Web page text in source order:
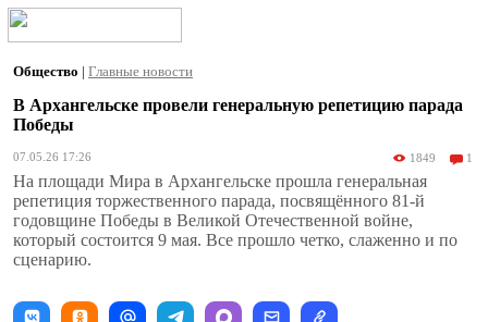
Общество | Главные новости
В Архангельске провели генеральную репетицию парада
Победы
07.05.26 17:26 1849 1
На площади Мира в Архангельске прошла генеральная
репетиция торжественного парада, посвящённого 81-й
годовщине Победы в Великой Отечественной войне,
который состоится 9 мая. Все прошло четко, слаженно и по
сценарию.